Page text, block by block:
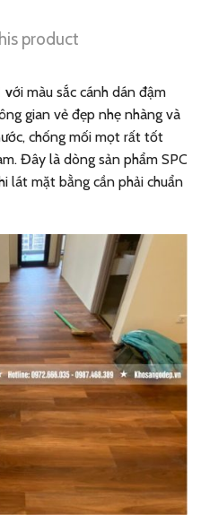
product
với màu sắc cánh dán đậm
gian vẻ đẹp nhẹ nhàng và
chống mối mọt rất tốt
Đây là dòng sản phẩm SPC
lát mặt bằng cần phải chuẩn